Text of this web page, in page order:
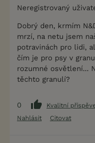
Neregistrovaný
Dobrý den, krmím
mrzí, na netu jsem
potravinách pro lidi,
čím je pro psy v
rozumné osvětlení...
těchto granulí?
0
Kvalitní
Nahlásit
Citovat